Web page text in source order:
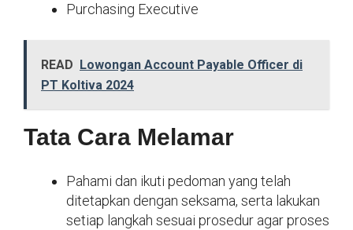
Purchasing Executive
READ
Lowongan Account Payable Officer di
PT Koltiva 2024
Tata Cara Melamar
Pahami dan ikuti pedoman yang telah
ditetapkan dengan seksama, serta lakukan
setiap langkah sesuai prosedur agar proses